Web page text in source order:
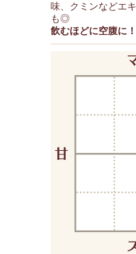
味、クミンなどエ
も◎
飲むほどに空腹に